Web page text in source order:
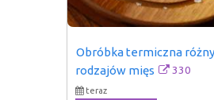
Obróbka termiczna
rodzajów mięs
330
teraz